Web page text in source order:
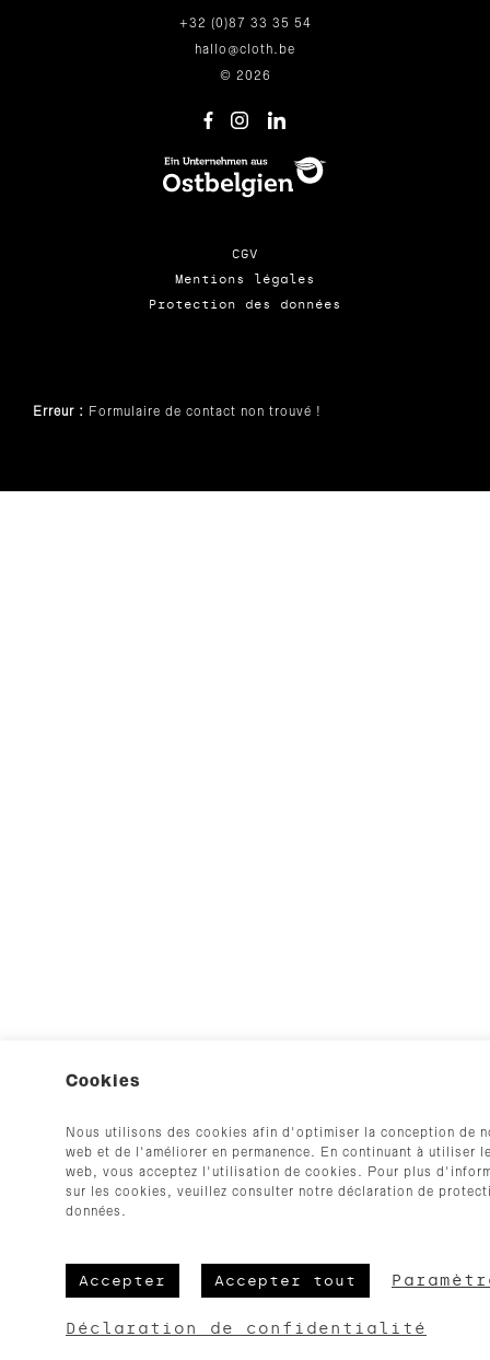
+32 (0)87 33 35 54
hallo@cloth.be
© 2026
CGV
Mentions légales
Protection des données
Erreur : Formulaire de contact non trouvé !
Cookies
Nous utilisons des cookies afin d'optimiser la conception de
web et de l'améliorer en permanence. En continuant à utiliser
web, vous acceptez l'utilisation de cookies. Pour plus
sur les cookies, veuillez consulter notre déclaration de
données.
Accepter Accepter tout
Déclaration de confidentialité